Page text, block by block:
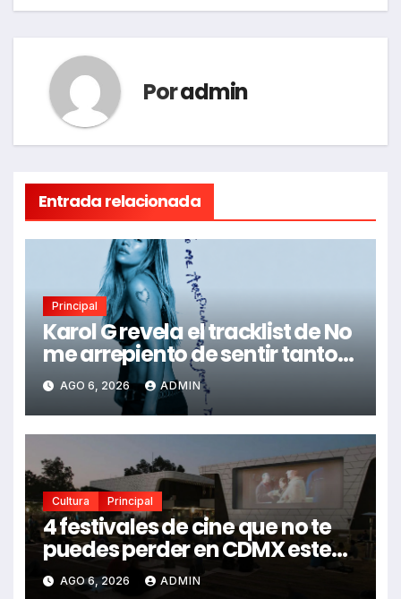
Poradmin
Entrada relacionada
Principal
Karol G revela el tracklist de No
me arrepiento de sentir tanto:
Drake, Bruno Mars y más
estrellas se suman al álbum
AGO 6, 2026 ADMIN
Cultura Principal
4 festivales de cine que no te
puedes perder en CDMX este
2026
AGO 6, 2026 ADMIN